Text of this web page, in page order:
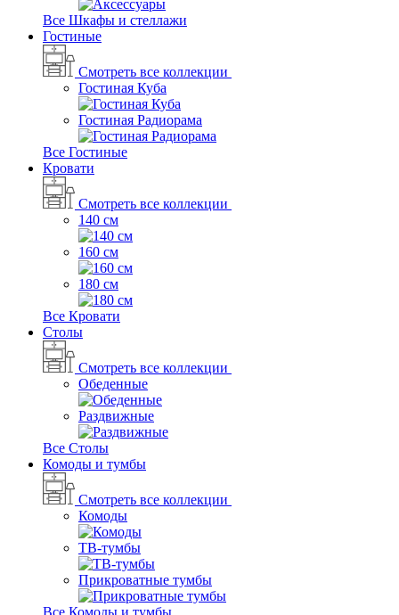
Все Шкафы и стеллажи
Гостиные
Смотреть все коллекции
Гостиная Куба
Гостиная Радиорама
Все Гостиные
Кровати
Смотреть все коллекции
140 см
160 см
180 см
Все Кровати
Столы
Смотреть все коллекции
Обеденные
Раздвижные
Все Столы
Комоды и тумбы
Смотреть все коллекции
Комоды
ТВ-тумбы
Прикроватные тумбы
Все Комоды и тумбы